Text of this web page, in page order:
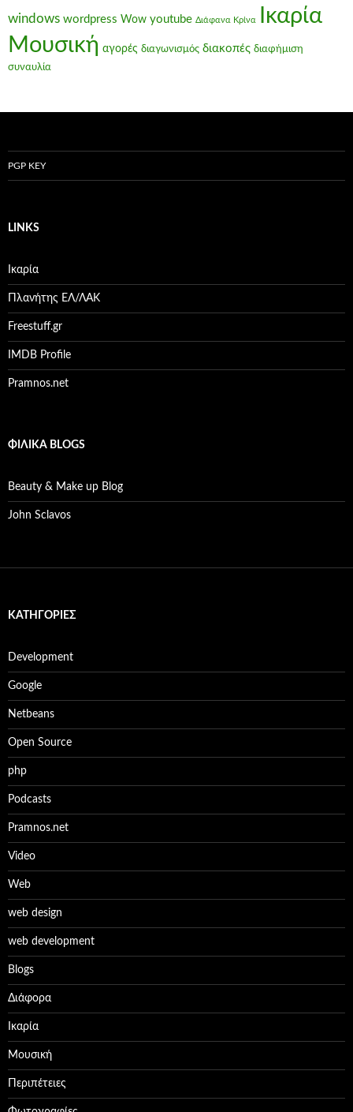
windows wordpress Wow youtube Διάφανα Κρίνα Ικαρία
Μουσική αγορές διαγωνισμός διακοπές διαφήμιση
συναυλία
PGP KEY
LINKS
Ικαρία
Πλανήτης ΕΛ/ΛΑΚ
Freestuff.gr
IMDB Profile
Pramnos.net
ΦΙΛΙΚΆ BLOGS
Beauty & Make up Blog
John Sclavos
KΑΤΗΓΟΡΊΕΣ
Development
Google
Netbeans
Open Source
php
Podcasts
Pramnos.net
Video
Web
web design
web development
Βlogs
Διάφορα
Ικαρία
Μουσική
Περιπέτειες